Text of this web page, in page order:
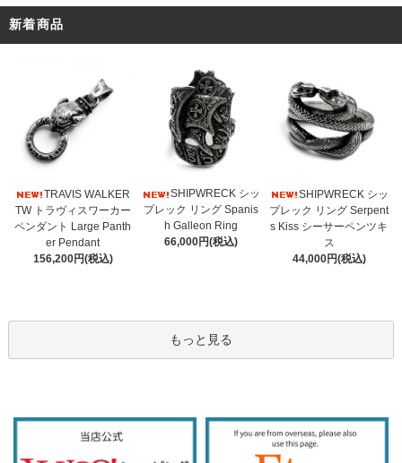
新着商品
TRAVIS WALKER
TW トラヴィスワーカー
ペンダント Large Panth
er Pendant
156,200円(税込)
SHIPWRECK シッ
プレック リング Spanis
h Galleon Ring
66,000円(税込)
SHIPWRECK シッ
プレック リング Serpent
s Kiss シーサーペンツキ
ス
44,000円(税込)
もっと見る